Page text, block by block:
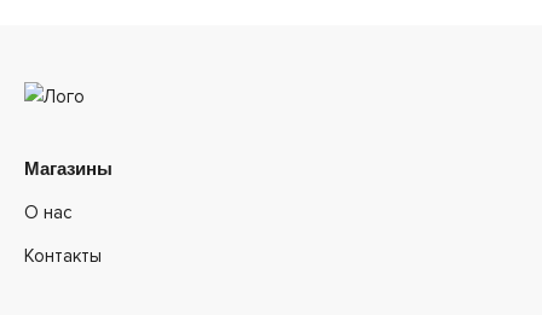
Магазины
О нас
Контакты